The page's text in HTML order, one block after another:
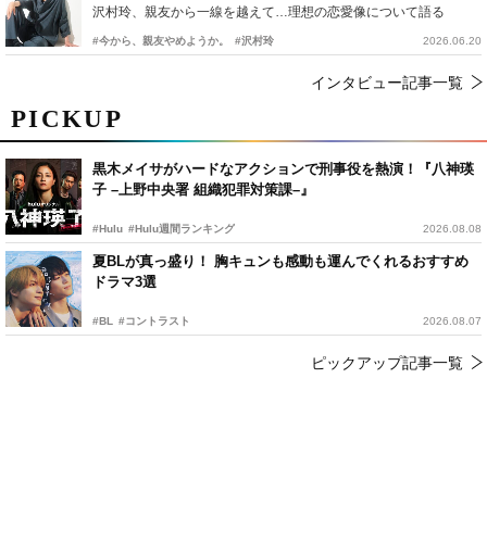
PICKUP
黒木メイサがハードなアクションで刑事役を熱演！『八神瑛
子 –上野中央署 組織犯罪対策課–』
#Hulu #Hulu週間ランキング 2026.08.08
夏BLが真っ盛り！ 胸キュンも感動も運んでくれるおすすめ
ドラマ3選
#BL #コントラスト 2026.08.07
ピックアップ記事一覧
沢村玲、親友から一線を越えて…理想の恋愛像について語る
#今から、親友やめようか。 #沢村玲 2026.06.20
インタビュー記事一覧